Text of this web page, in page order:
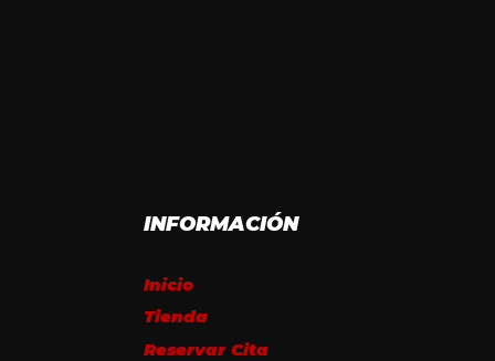
INFORMACIÓN
Inicio
Tienda
Reservar Cita